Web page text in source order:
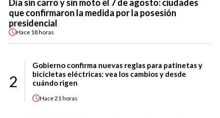
Día sin carro y sin moto el 7 de agosto: ciudades
que confirmaron la medida por la posesión
presidencial
Hace 18 horas
2
Gobierno confirma nuevas reglas para patinetas y
bicicletas eléctricas: vea los cambios y desde
cuándo rigen
Hace21 horas